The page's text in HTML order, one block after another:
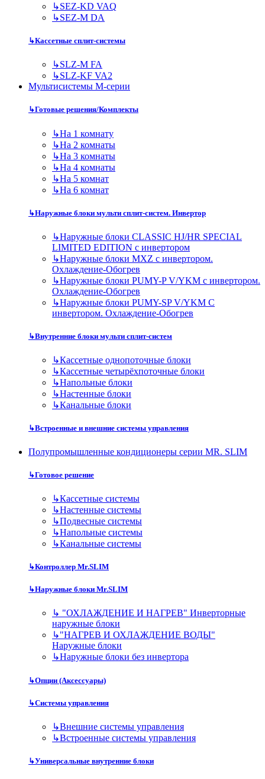
↳SEZ-KD VAQ
↳SEZ-M DA
↳Кассетные сплит-системы
↳SLZ-M FA
↳SLZ-KF VA2
Мультисистемы M-серии
↳Готовые решения/Комплекты
↳На 1 комнату
↳На 2 комнаты
↳На 3 комнаты
↳На 4 комнаты
↳На 5 комнат
↳На 6 комнат
↳Наружные блоки мульти сплит-систем. Инвертор
↳Наружные блоки CLASSIC HJ/HR SPECIAL
LIMITED EDITION с инвертором
↳Наружные блоки MXZ с инвертором.
Охлаждение-Обогрев
↳Наружные блоки PUMY-P V/YKM с инвертором.
Охлаждение-Обогрев
↳Наружные блоки PUMY-SP V/YKM С
инвертором. Охлаждение-Обогрев
↳Внутренние блоки мульти сплит-систем
↳Кассетные однопоточные блоки
↳Кассетные четырёхпоточные блоки
↳Напольные блоки
↳Настенные блоки
↳Канальные блоки
↳Встроенные и внешние системы управления
Полупромышленные кондиционеры серии MR. SLIM
↳Готовое решение
↳Кассетные системы
↳Настенные системы
↳Подвесные системы
↳Напольные системы
↳Канальные системы
↳Контроллер Mr.SLIM
↳Наружные блоки Mr.SLIM
↳ "ОХЛАЖДЕНИЕ И НАГРЕВ" Инверторные
наружные блоки
↳"НАГРЕВ И ОХЛАЖДЕНИЕ ВОДЫ"
Наружные блоки
↳Наружные блоки без инвертора
↳Опции (Аксессуары)
↳Системы управления
↳Внешние системы управления
↳Встроенные системы управления
↳Универсальные внутренние блоки